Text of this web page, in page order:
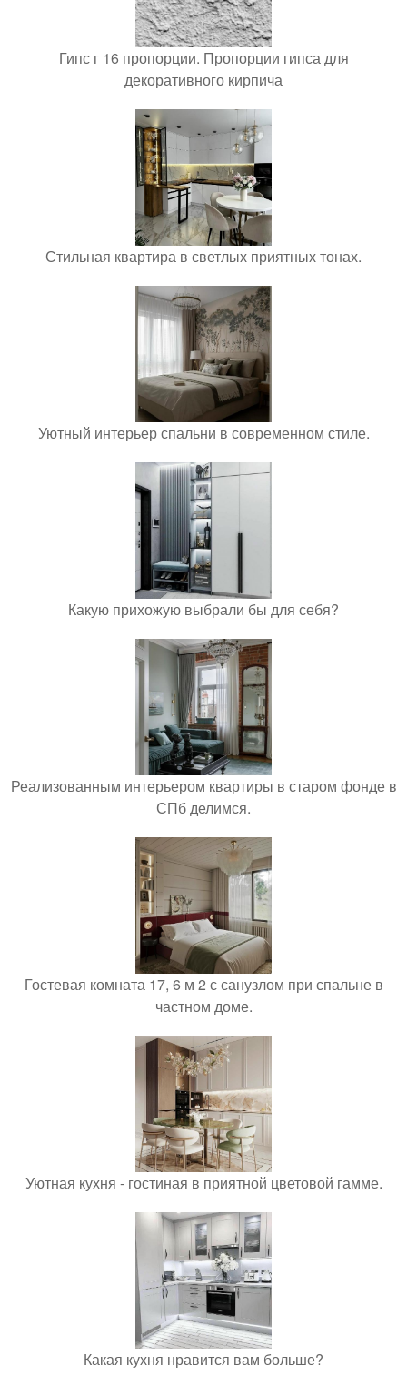
Гипс г 16 пропорции. Пропорции гипса для
декоративного кирпича
Стильная квартира в светлых приятных тонах.
Уютный интерьер спальни в современном стиле.
Какую прихожую выбрали бы для себя?
Реализованным интерьером квартиры в старом фонде в
СПб делимся.
Гостевая комната 17, 6 м 2 с санузлом при спальне в
частном доме.
Уютная кухня - гостиная в приятной цветовой гамме.
Какая кухня нравится вам больше?